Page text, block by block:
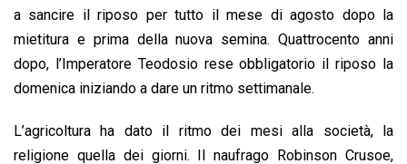
a sancire il riposo per tutto il mese di agosto dopo la
mietitura e prima della nuova semina. Quattrocento anni
dopo, l’Imperatore Teodosio rese obbligatorio il riposo la
domenica iniziando a dare un ritmo settimanale.
L’agricoltura ha dato il ritmo dei mesi alla società, la
religione quella dei giorni. Il naufrago Robinson Crusoe,